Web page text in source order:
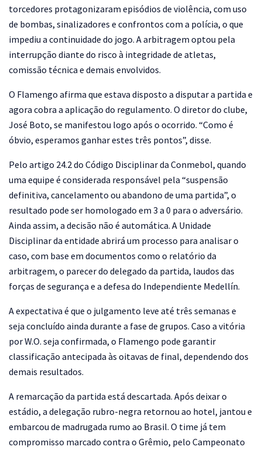
torcedores protagonizaram episódios de violência, com uso
de bombas, sinalizadores e confrontos com a polícia, o que
impediu a continuidade do jogo. A arbitragem optou pela
interrupção diante do risco à integridade de atletas,
comissão técnica e demais envolvidos.
O Flamengo afirma que estava disposto a disputar a partida e
agora cobra a aplicação do regulamento. O diretor do clube,
José Boto, se manifestou logo após o ocorrido. “Como é
óbvio, esperamos ganhar estes três pontos”, disse.
Pelo artigo 24.2 do Código Disciplinar da Conmebol, quando
uma equipe é considerada responsável pela “suspensão
definitiva, cancelamento ou abandono de uma partida”, o
resultado pode ser homologado em 3 a 0 para o adversário.
Ainda assim, a decisão não é automática. A Unidade
Disciplinar da entidade abrirá um processo para analisar o
caso, com base em documentos como o relatório da
arbitragem, o parecer do delegado da partida, laudos das
forças de segurança e a defesa do Independiente Medellín.
A expectativa é que o julgamento leve até três semanas e
seja concluído ainda durante a fase de grupos. Caso a vitória
por W.O. seja confirmada, o Flamengo pode garantir
classificação antecipada às oitavas de final, dependendo dos
demais resultados.
A remarcação da partida está descartada. Após deixar o
estádio, a delegação rubro-negra retornou ao hotel, jantou e
embarcou de madrugada rumo ao Brasil. O time já tem
compromisso marcado contra o Grêmio, pelo Campeonato